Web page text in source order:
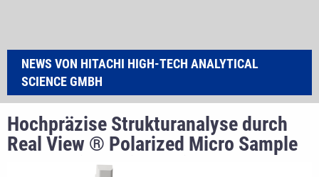
NEWS VON HITACHI HIGH-TECH ANALYTICAL
SCIENCE GMBH
Hochpräzise Strukturanalyse durch
Real View ® Polarized Micro Sample
Observation Unit für die NEXTA ®